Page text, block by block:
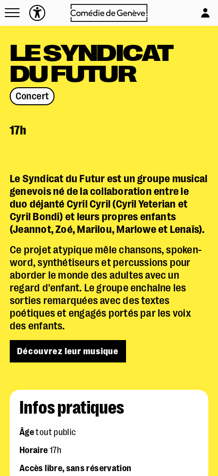
Navettes
Entreprises
Foire aux questions
L'équipe
Emplois & stages
Partenaires
Mécénat & sponsoring
Louer la Comédie
Technique
Réserver en ligne
LE SYNDICAT
DU FUTUR
Concert
17h
Le Syndicat du Futur est un groupe musical
genevois né de la collaboration entre le
duo déjanté Cyril Cyril (Cyril Yeterian et
Cyril Bondi) et leurs propres enfants
(Jeannot, Zoé, Marilou, Marlowe et Lenaïs).
Ce projet atypique mêle chansons, spoken-
word, synthétiseurs et percussions pour
aborder le monde des adultes avec un
regard d'enfant. Le groupe enchaîne les
sorties remarquées avec des textes
poétiques et engagés portés par les voix
des enfants.
Découvrez leur musique
Infos pratiques
Âgetout public
Horaire 17h
Accès libre, sans réservation